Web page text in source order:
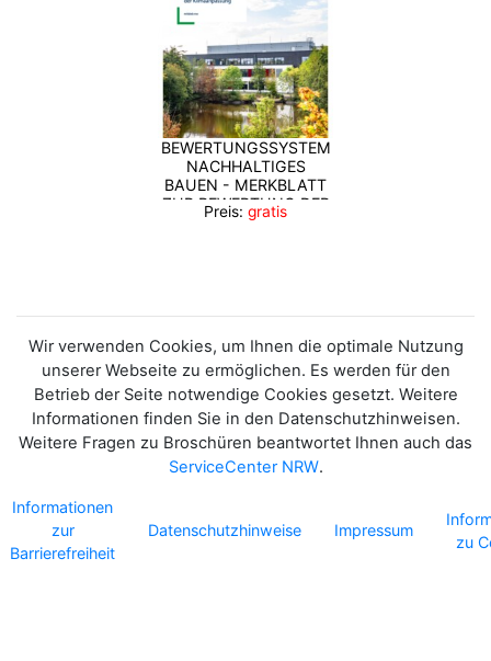
BEWERTUNGSSYSTEM
NACHHALTIGES
BAUEN - MERKBLATT
ZUR BEWERTUNG DER
KLIMAANPASSUNG
Preis: gratis
Wir verwenden Cookies, um Ihnen die optimale Nutzung
unserer Webseite zu ermöglichen. Es werden für den
Betrieb der Seite notwendige Cookies gesetzt. Weitere
Informationen finden Sie in den Datenschutzhinweisen.
Weitere Fragen zu Broschüren beantwortet Ihnen auch das
ServiceCenter NRW.
Informationen
zur
Barrierefreiheit
Datenschutzhinweise Impressum
zu